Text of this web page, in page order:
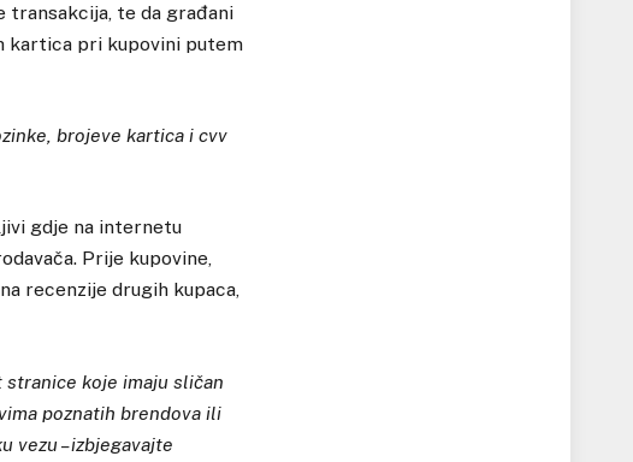
transakcija, te da građani
kartica pri kupovini putem
brojeve kartica i cvv
gdje na internetu
Prije kupovine,
recenzije drugih kupaca,
koje imaju sličan
poznatih brendova ili
vezu – izbjegavajte